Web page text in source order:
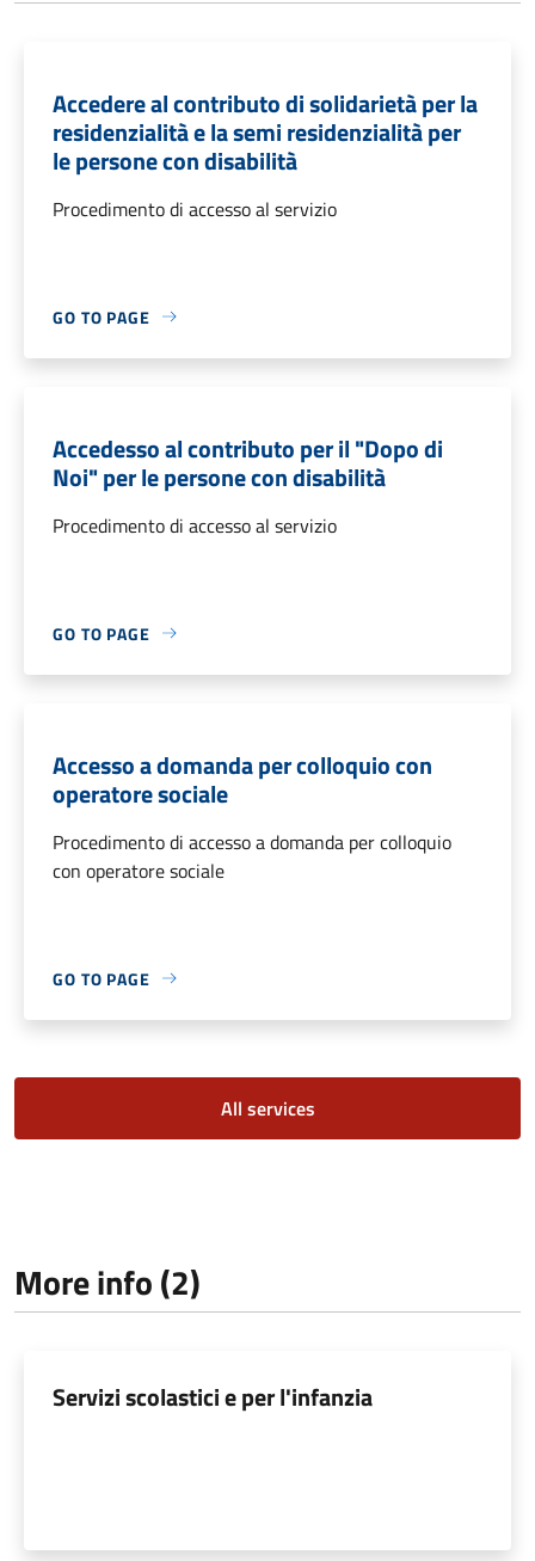
Accedere al contributo di solidarietà per la
residenzialità e la semi residenzialità per
le persone con disabilità
Procedimento di accesso al servizio
GO TO PAGE
Accedesso al contributo per il "Dopo di
Noi" per le persone con disabilità
Procedimento di accesso al servizio
GO TO PAGE
Accesso a domanda per colloquio con
operatore sociale
Procedimento di accesso a domanda per colloquio
con operatore sociale
GO TO PAGE
All services
More info (2)
Servizi scolastici e per l'infanzia